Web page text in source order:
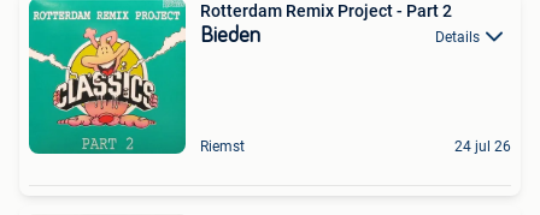
Rotterdam Remix Project - Part 2
Bieden Details
Riemst 24 jul 26